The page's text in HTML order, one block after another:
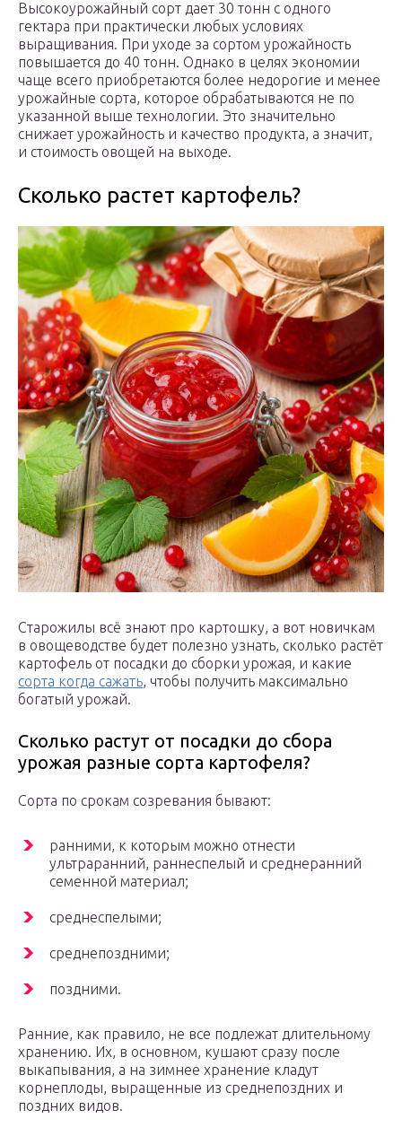
Высокоурожайный сорт дает 30 тонн с одного
гектара при практически любых условиях
выращивания. При уходе за сортом урожайность
повышается до 40 тонн. Однако в целях экономии
чаще всего приобретаются более недорогие и менее
урожайные сорта, которое обрабатываются не по
указанной выше технологии. Это значительно
снижает урожайность и качество продукта, а значит,
и стоимость овощей на выходе.
Сколько растет картофель?
Старожилы всё знают про картошку, а вот новичкам
в овощеводстве будет полезно узнать, сколько растёт
картофель от посадки до сборки урожая, и какие
сорта когда сажать, чтобы получить максимально
богатый урожай.
Сколько растут от посадки до сбора
урожая разные сорта картофеля?
Сорта по срокам созревания бывают:
ранними, к которым можно отнести
ультраранний, раннеспелый и среднеранний
семенной материал;
среднеспелыми;
среднепоздними;
поздними.
Ранние, как правило, не все подлежат длительному
хранению. Их, в основном, кушают сразу после
выкапывания, а на зимнее хранение кладут
корнеплоды, выращенные из среднепоздних и
поздних видов.